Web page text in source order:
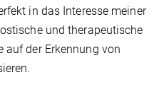
in das Interesse meiner
und therapeutische
auf der Erkennung von